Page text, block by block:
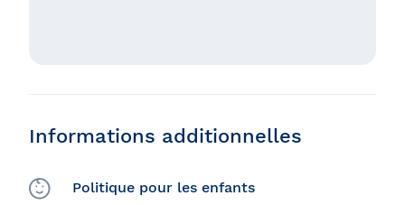
Informations additionnelles
Politique pour les enfants